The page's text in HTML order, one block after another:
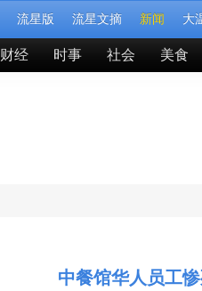
流星版 流星文摘 新闻 大
财经 时事 社会 美食
中餐馆华人员工